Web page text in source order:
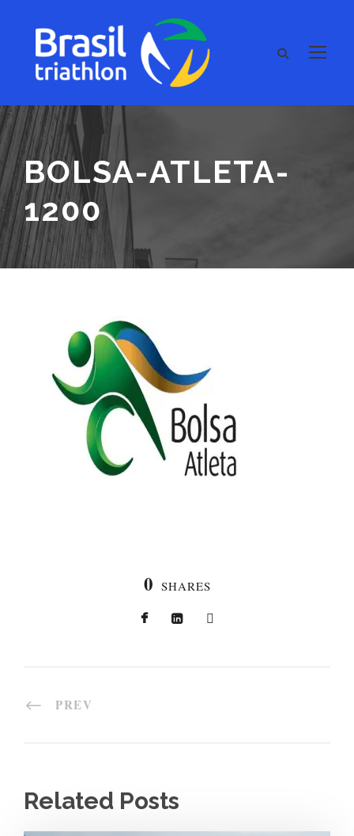
BOLSA-ATLETA-
1200
0 SHARES
PREV
Related Posts